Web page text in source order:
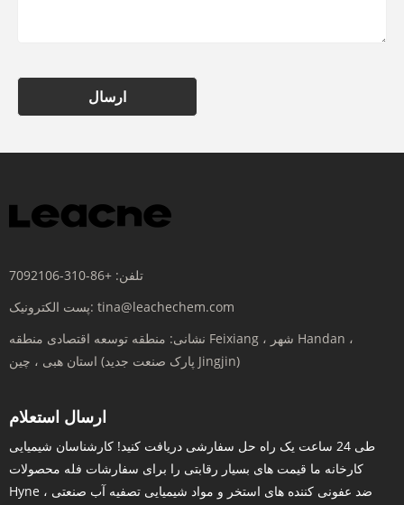
ارسال
تلفن: +86-310-7092106
پست الکترونیک: tina@leachechem.com
نشانی: منطقه توسعه اقتصادی منطقه Feixiang ، شهر Handan ،
استان هبی ، چین (پارک صنعت جدید Jingjin)
ارسال استعلام
طی 24 ساعت یک راه حل سفارشی دریافت کنید! کارشناسان شیمیایی
کارخانه ما قیمت های بسیار رقابتی را برای سفارشات فله محصولات
Hyne ، ضد عفونی کننده های استخر و مواد شیمیایی تصفیه آب صنعتی